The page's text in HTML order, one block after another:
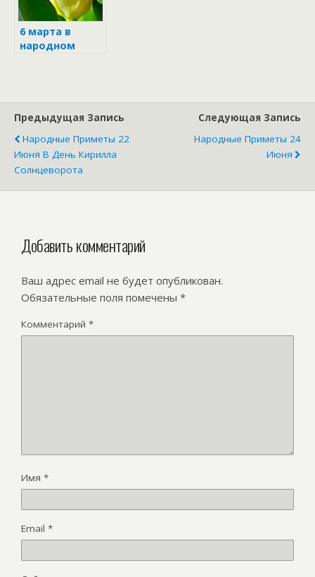
6 марта в
народном
Предыдущая Запись
Народные Приметы 22
Июня В День Кирилла
Солнцеворота
Следующая Запись
Народные Приметы 24
Июня
Добавить комментарий
Ваш адрес email не будет опубликован.
Обязательные поля помечены *
Комментарий *
Имя *
Email *